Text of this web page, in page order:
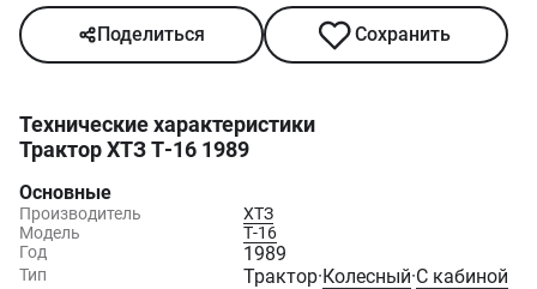
Поделиться Сохранить
Технические характеристики
Трактор ХТЗ Т-16 1989
Основные
Производитель
ХТЗ
Модель
Т-16
Год
1989
Тип Трактор·Колесный·С кабиной